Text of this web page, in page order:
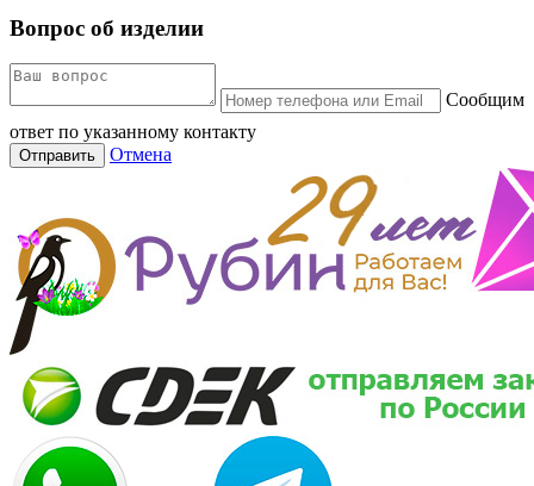
Вопрос об изделии
Сообщим
ответ по указанному контакту
Отправить Отмена